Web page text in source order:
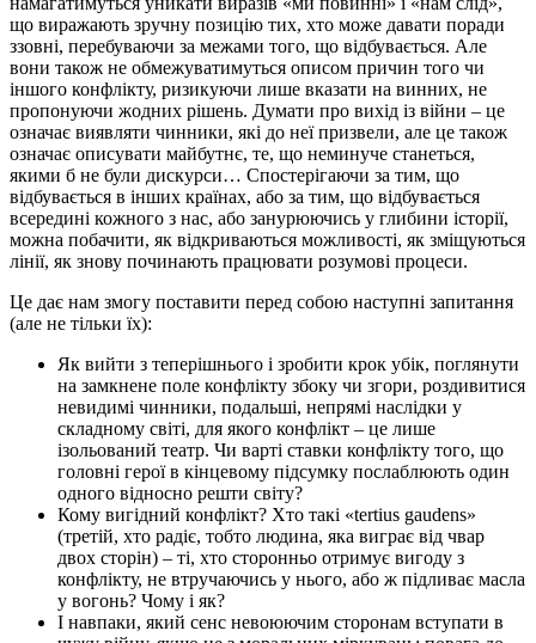
що виражають зручну позицію тих, хто може давати поради
ззовні, перебуваючи за межами того, що відбувається. Але
вони також не обмежуватимуться описом причин того чи
іншого конфлікту, ризикуючи лише вказати на винних, не
пропонуючи жодних рішень. Думати про вихід із війни – це
означає виявляти чинники, які до неї призвели, але це також
означає описувати майбутнє, те, що неминуче станеться,
якими б не були дискурси… Спостерігаючи за тим, що
відбувається в інших країнах, або за тим, що відбувається
всередині кожного з нас, або занурюючись у глибини історії,
можна побачити, як відкриваються можливості, як зміщуються
лінії, як знову починають працювати розумові процеси.
Це дає нам змогу поставити перед собою наступні запитання
(але не тільки їх):
Як вийти з теперішнього і зробити крок убік, поглянути
на замкнене поле конфлікту збоку чи згори, роздивитися
невидимі чинники, подальші, непрямі наслідки у
складному світі, для якого конфлікт – це лише
ізольований театр. Чи варті ставки конфлікту того, що
головні герої в кінцевому підсумку послаблюють один
одного відносно решти світу?
Кому вигідний конфлікт? Хто такі «tertius gaudens»
(третій, хто радіє, тобто людина, яка виграє від чвар
двох сторін) – ті, хто сторонньо отримує вигоду з
конфлікту, не втручаючись у нього, або ж підливає масла
у вогонь? Чому і як?
І навпаки, який сенс невоюючим сторонам вступати в